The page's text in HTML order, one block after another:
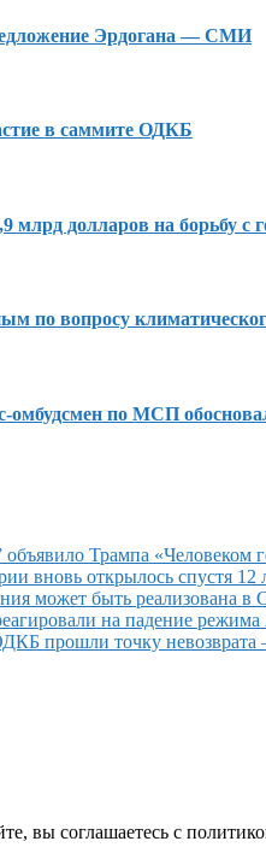
Эрдогана — СМИ
в саммите ОДКБ
млрд долларов на борьбу с
по вопросу
по МСП
Трампа «Человеком
вновь открылось спустя 12
может быть реализована в
на падение режима
прошли точку невозврата
вы соглашаетесь с